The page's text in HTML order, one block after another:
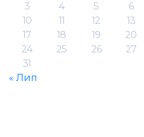
3
4 5 6
10
11 12 13
17
18 19 20
24
25 26 27
31
« Лип